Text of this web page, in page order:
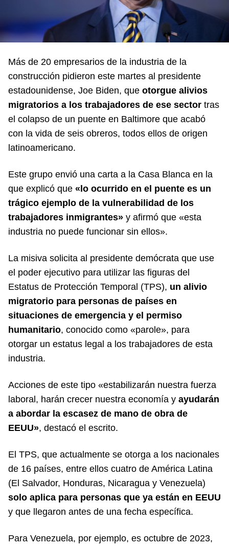
Más de 20 empresarios de la industria de la
construcción pidieron este martes al presidente
estadounidense, Joe Biden, que otorgue alivios
migratorios a los trabajadores de ese sector tras
el colapso de un puente en Baltimore que acabó
con la vida de seis obreros, todos ellos de origen
latinoamericano.
Este grupo envió una carta a la Casa Blanca en la
que explicó que «lo ocurrido en el puente es un
trágico ejemplo de la vulnerabilidad de los
trabajadores inmigrantes» y afirmó que «esta
industria no puede funcionar sin ellos».
La misiva solicita al presidente demócrata que use
el poder ejecutivo para utilizar las figuras del
Estatus de Protección Temporal (TPS), un alivio
migratorio para personas de países en
situaciones de emergencia y el permiso
humanitario, conocido como «parole», para
otorgar un estatus legal a los trabajadores de esta
industria.
Acciones de este tipo «estabilizarán nuestra fuerza
laboral, harán crecer nuestra economía y ayudarán
a abordar la escasez de mano de obra de
EEUU», destacó el escrito.
El TPS, que actualmente se otorga a los nacionales
de 16 países, entre ellos cuatro de América Latina
(El Salvador, Honduras, Nicaragua y Venezuela)
solo aplica para personas que ya están en EEUU
y que llegaron antes de una fecha específica.
Para Venezuela, por ejemplo, es octubre de 2023,